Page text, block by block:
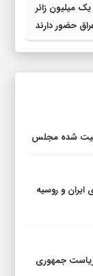
میلیون زائر
حضور دارند
شده مجلس
و روسیه
ریاست جمهوری